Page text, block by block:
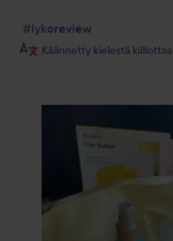
#lykoreview
Käännetty kielestä kiillottaa